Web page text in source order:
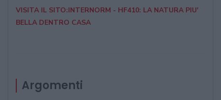
VISITA IL SITO:INTERNORM - HF410: LA NATURA PIU'
BELLA DENTRO CASA
Argomenti